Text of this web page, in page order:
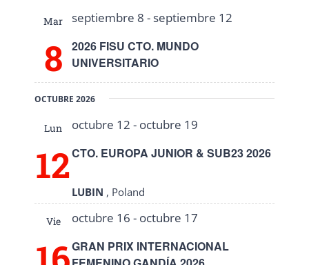
Mar
8
2026 FISU CTO. MUNDO
UNIVERSITARIO
septiembre 8 -septiembre 12
OCTUBRE 2026
Lun
12CTO. EUROPA JUNIOR & SUB23 2026
octubre 12 - octubre 19
LUBIN , Poland
Vie
GRAN PRIX INTERNACIONAL
octubre 16 - octubre 17